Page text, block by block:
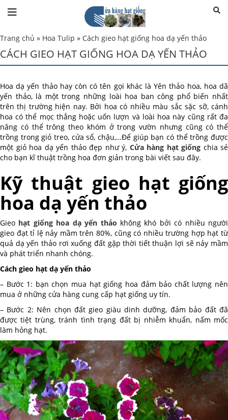
Trang chủ » Hoa Tulip » Cách gieo hạt giống hoa dạ yến thảo
CÁCH GIEO HẠT GIỐNG HOA DẠ YẾN THẢO
Hoa dạ yến thảo hay còn có tên gọi khác là Yên thảo hoa, hoa dã
yến thảo, là một trong những loài hoa ban công phổ biến nhất
trên thị trường hiện nay. Bởi hoa có nhiều màu sắc sặc sỡ, cánh
hoa có thể mọc thẳng hoặc uốn lượn và loài hoa này cũng rất đa
năng có thể trông theo khóm ở trong vườn nhưng cũng có thể
trồng trong giỏ treo, cửa sổ, chậu,…Để giúp bạn có thể trồng được
một giỏ hoa dạ yến thảo đẹp như ý, Cửa hàng hạt giống chia sẻ
cho bạn kĩ thuật trồng hoa đơn giản trong bài viết sau đây.
Kỹ thuật gieo hạt giống
hoa dạ yến thảo
Gieo hạt giống hoa dạ yến thảo không khó bởi có nhiều người
gieo đạt tỉ lệ nảy mầm trên 80%, cũng có nhiều trường hợp hạt từ
quả dạ yến thảo rơi xuống đất gặp thời tiết thuận lợi sẽ nảy mầm
và phát triển nhanh chóng.
Cách gieo hạt dạ yến thảo
– Bước 1: bạn chọn mua hạt giống hoa đảm bảo chất lượng nên
mua ở những cửa hàng cung cấp hạt giống uy tín.
– Bước 2: Nên chọn đất gieo giàu dinh dưỡng, đảm bảo đất đã
được tiệt trùng, tránh tình trạng đất bị nhiễm khuẩn, nấm mốc
làm hỏng hạt.